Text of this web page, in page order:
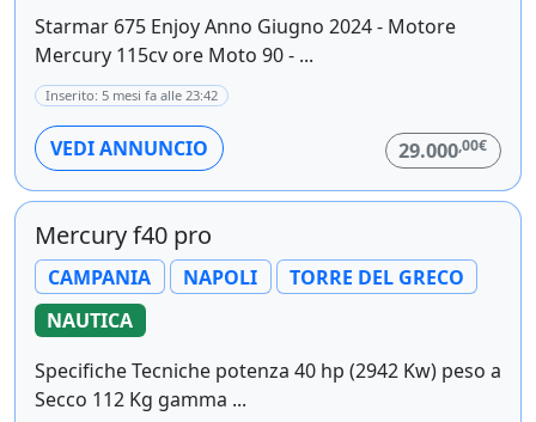
Starmar 675 Enjoy Anno Giugno 2024 - Motore
Mercury 115cv ore Moto 90 - ...
Inserito: 5 mesi fa alle 23:42
VEDI ANNUNCIO 29.000,00€
Mercury f40 pro
CAMPANIA NAPOLI
TORRE DEL GRECO
NAUTICA
Specifiche Tecniche potenza 40 hp (2942 Kw) peso a
Secco 112 Kg gamma ...